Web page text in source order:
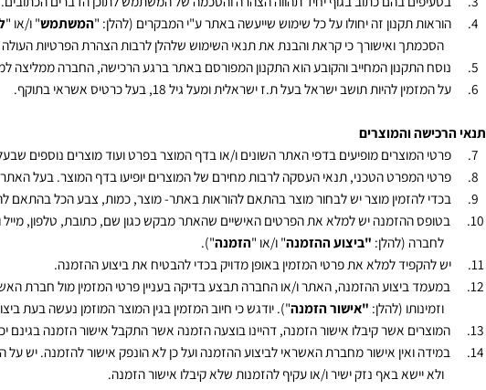
בהם כתוב בגוף יחיד תהווה הצהרה והסכמה של המשתמש לתוכן הדברים הכתובים.
תקנון זה יחולו על כל שימוש שייעשה באתר ע"י המבקרים (להלן: "המשתמש " ו/או " לקוח
ואישורך כי קראת והבנת את תנאי השימוש שלהלן לרבות הצהרת הפרטיות העולה
התקנון המחייב והקובע הוא התקנון המפורסם באתר ברגע הרכישה, החברה ממליצה
והמוצרים
המוצרים מופיעים בדפי האתר השונים ו/או בדף המוצר בפרט ועוד מוצרים נוספים שבעל
המפרט הטכני, תנאי העסקה לרבות מחירם של המוצרים יופיעו בדף המוצר. בעל האתר
להזמין מוצר יש לבחור מוצר בהתאם להוראות באתר- מוצר, כמות, צבע הכל בהתאם
ההזמנה יש למלא את הפרטים האישיים שהאתר מבקש כגון שם, כתובת, טלפון, מייל
(להלן:"ביצוע ההזמנה" ו/או "הזמנה").
למלא את פרטי המזמין באופן מדויק בכדי להבטיח את ביצוע ההזמנה.
ביצוע ההזמנה, האתר ו/או החברה תבצע בדיקה בעניין פרטי המזמין מול חברת
(להלן:"אישור הזמנה"). יודגש כי חיוב המזמין בגין המוצר המוזמן נעשה בעת ביצוע
אשר קיבלו אישור הזמנה, דהיינו בוצעה הזמנה אשר התקבל אישור הזמנה בגינם יכונו "
ואין אישור מחברת האשראי לביצוע ההזמנה ועל כן לא הונפק אישור להזמנה. יש על